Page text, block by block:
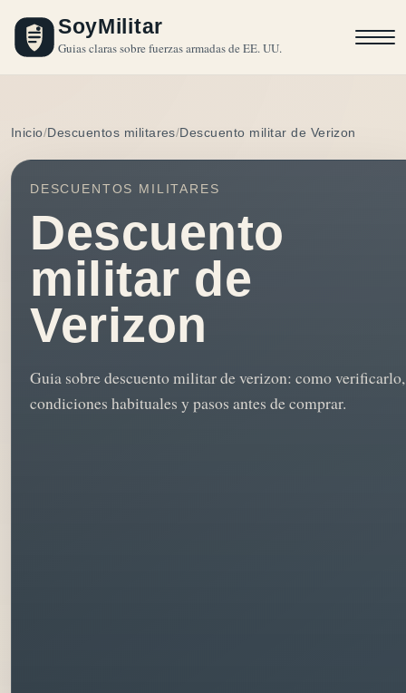
SoyMilitar
Guias claras sobre fuerzas armadas de EE. UU.
Inicio Descuentos militares Descuento militar de Verizon
DESCUENTOS MILITARES
Descuento
militar de
Verizon
Guia sobre descuento militar de verizon: como verificarlo,
condiciones habituales y pasos antes de comprar.